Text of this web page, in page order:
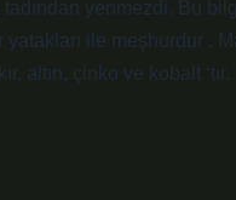
yenmezdi. Bu
ile meşhurdur .
altın, çinko ve kobalt ‘tır.